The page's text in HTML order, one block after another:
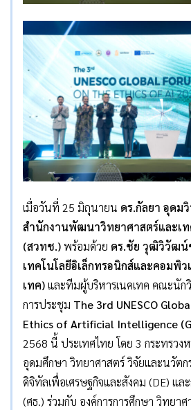
เมื่อวันที่ 25 มิถุนายน ดร.กัลยา อุดม
สำนักงานพัฒนาวิทยาศาสตร์และเ
(สวทช.)พร้อมด้วย ดร.ชัย วุฒิวิวัฒน์
เทคโนโลยีอิเล็กทรอนิกส์และคอมพิ
เทค)และทีมผู้บริหารเนคเทค คณะนัก
การประชุม The 3rd UNESCO
Ethics of Artificial Intelligence
2568 นี้ ประเทศไทย โดย 3 กระทรวง
อุดมศึกษา วิทยาศาสตร์ วิจัยและนวัตก
ดิจิทัลเพื่อเศรษฐกิจและสังคม (DE) แล
(ศธ.) ร่วมกับ องค์การการศึกษา วิทยา